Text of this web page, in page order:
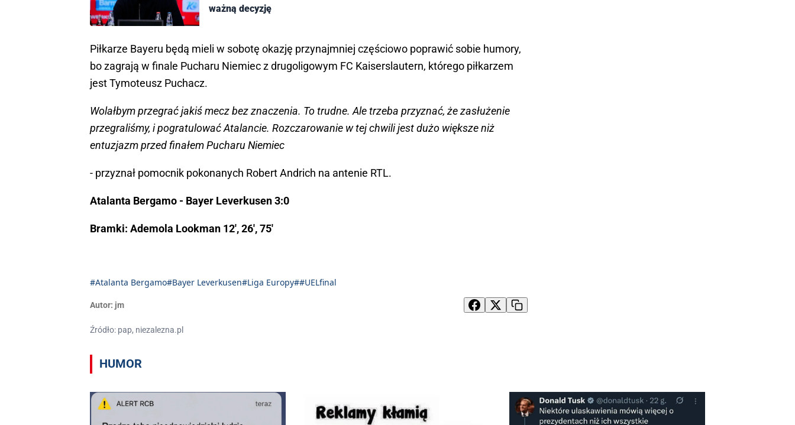
ważną decyzję
Piłkarze Bayeru będą mieli w sobotę okazję przynajmniej częściowo poprawić sobie humory,
bo zagrają w finale Pucharu Niemiec z drugoligowym FC Kaiserslautern, którego piłkarzem
jest Tymoteusz Puchacz.
Wolałbym przegrać jakiś mecz bez znaczenia. To trudne. Ale trzeba przyznać, że zasłużenie
przegraliśmy, i pogratulować Atalancie. Rozczarowanie w tej chwili jest dużo większe niż
entuzjazm przed finałem Pucharu Niemiec
- przyznał pomocnik pokonanych Robert Andrich na antenie RTL.
Atalanta Bergamo - Bayer Leverkusen 3:0
Bramki: Ademola Lookman 12', 26', 75'
#Atalanta Bergamo#Bayer Leverkusen#Liga Europy##UELfinal
Autor: jm
Źródło: pap, niezalezna.pl
HUMOR